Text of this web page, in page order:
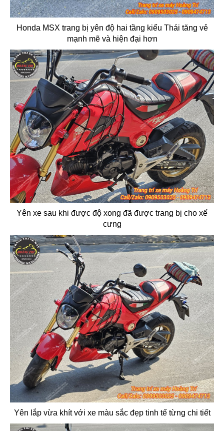
Honda MSX trang bị yên độ hai tầng kiểu Thái tăng vẻ
mạnh mẽ và hiện đại hơn
Yên xe sau khi được độ xong đã được trang bị cho xế
cưng
Yên lắp vừa khít với xe màu sắc đẹp tinh tế từng chi tiết